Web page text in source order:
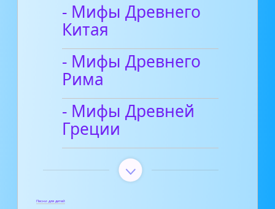
- Мифы Древнего
Китая
- Мифы Древнего
Рима
- Мифы Древней
Греции
Песни для детей